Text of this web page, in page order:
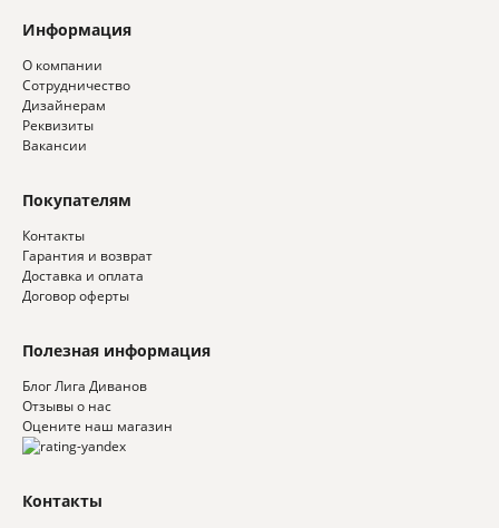
Информация
О компании
Сотрудничество
Дизайнерам
Реквизиты
Вакансии
Покупателям
Контакты
Гарантия и возврат
Доставка и оплата
Договор оферты
Контакты
Полезная информация
Блог Лига Диванов
Отзывы о нас
Оцените наш магазин